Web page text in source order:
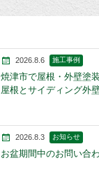
2026.8.6 施工事例
焼津市で屋根・外壁塗
屋根とサイディング外
2026.8.3 お知らせ
お盆期間中のお問い合